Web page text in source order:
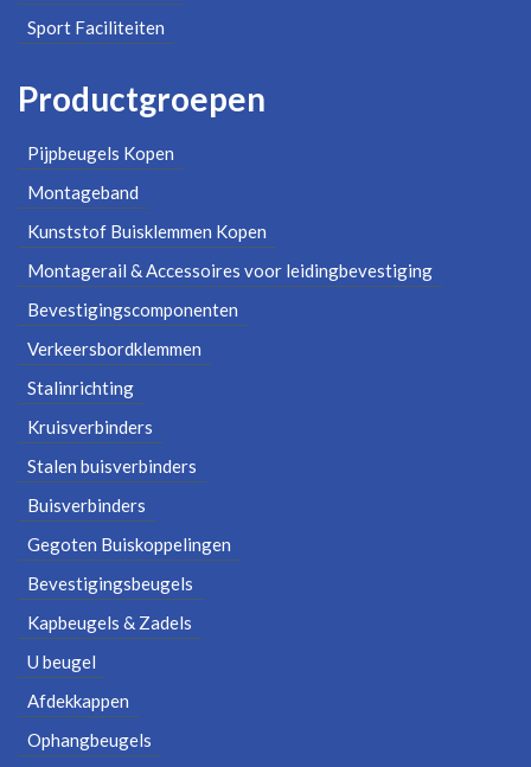
Sport Faciliteiten
Productgroepen
Pijpbeugels Kopen
Montageband
Kunststof Buisklemmen Kopen
Montagerail & Accessoires voor leidingbevestiging
Bevestigingscomponenten
Verkeersbordklemmen
Stalinrichting
Kruisverbinders
Stalen buisverbinders
Buisverbinders
Gegoten Buiskoppelingen
Bevestigingsbeugels
Kapbeugels & Zadels
U beugel
Afdekkappen
Ophangbeugels